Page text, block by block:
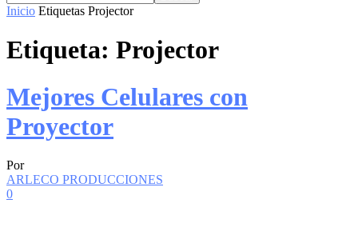
Inicio Etiquetas Projector
Etiqueta: Projector
Mejores Celulares con
Proyector
Por
ARLECO PRODUCCIONES
0